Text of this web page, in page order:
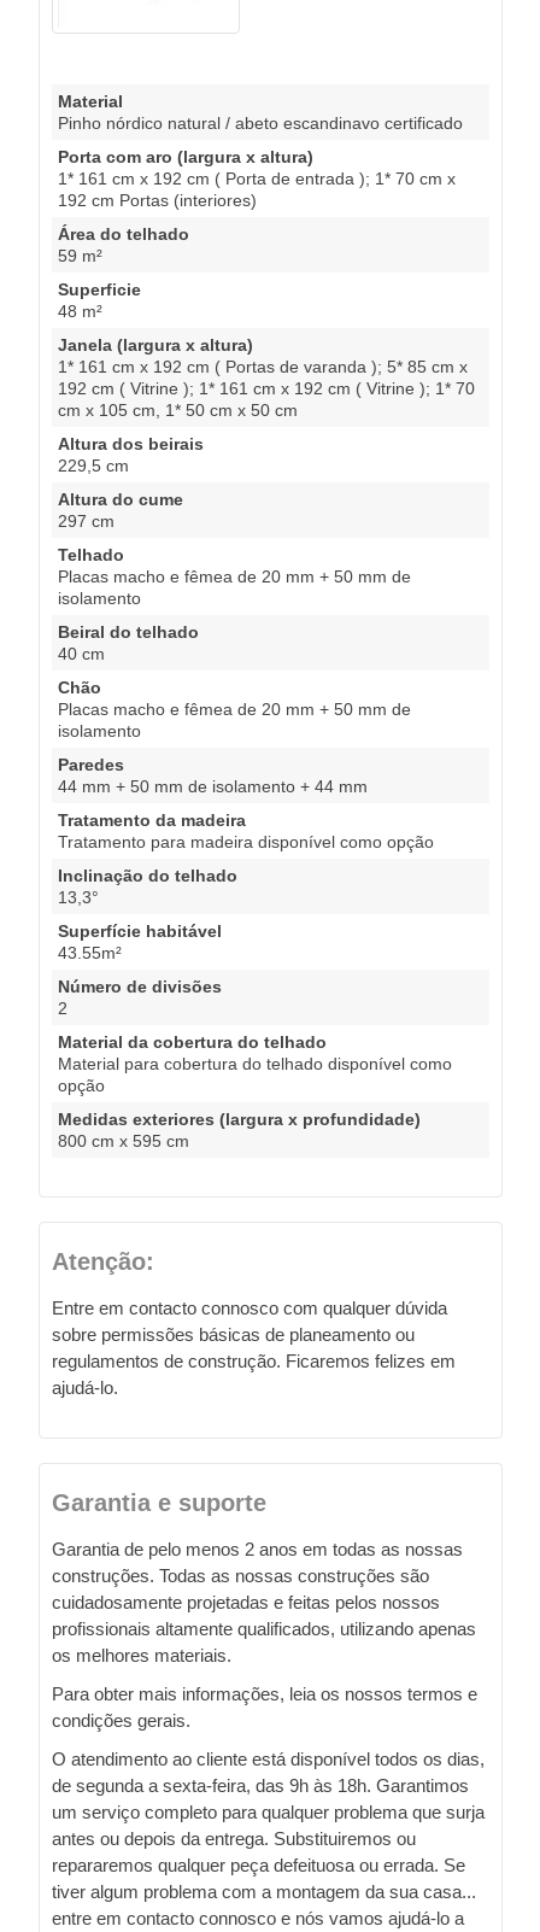
Material
Pinho nórdico natural / abeto escandinavo certificado
Porta com aro (largura x altura)
1* 161 cm x 192 cm ( Porta de entrada ); 1* 70 cm x
192 cm Portas (interiores)
Área do telhado
59 m²
Superficie
48 m²
Janela (largura x altura)
1* 161 cm x 192 cm ( Portas de varanda ); 5* 85 cm x
192 cm ( Vitrine ); 1* 161 cm x 192 cm ( Vitrine ); 1* 70
cm x 105 cm, 1* 50 cm x 50 cm
Altura dos beirais
229,5 cm
Altura do cume
297 cm
Telhado
Placas macho e fêmea de 20 mm + 50 mm de
isolamento
Beiral do telhado
40 cm
Chão
Placas macho e fêmea de 20 mm + 50 mm de
isolamento
Paredes
44 mm + 50 mm de isolamento + 44 mm
Tratamento da madeira
Tratamento para madeira disponível como opção
Inclinação do telhado
13,3°
Superfície habitável
43.55m²
Número de divisões
2
Material da cobertura do telhado
Material para cobertura do telhado disponível como
opção
Medidas exteriores (largura x profundidade)
800 cm x 595 cm
Atenção:
Entre em contacto connosco com qualquer dúvida
sobre permissões básicas de planeamento ou
regulamentos de construção. Ficaremos felizes em
ajudá-lo.
Garantia e suporte
Garantia de pelo menos 2 anos em todas as nossas
construções. Todas as nossas construções são
cuidadosamente projetadas e feitas pelos nossos
profissionais altamente qualificados, utilizando apenas
os melhores materiais.
Para obter mais informações, leia os nossos termos e
condições gerais.
O atendimento ao cliente está disponível todos os dias,
de segunda a sexta-feira, das 9h às 18h. Garantimos
um serviço completo para qualquer problema que surja
antes ou depois da entrega. Substituiremos ou
repararemos qualquer peça defeituosa ou errada. Se
tiver algum problema com a montagem da sua casa...
entre em contacto connosco e nós vamos ajudá-lo a